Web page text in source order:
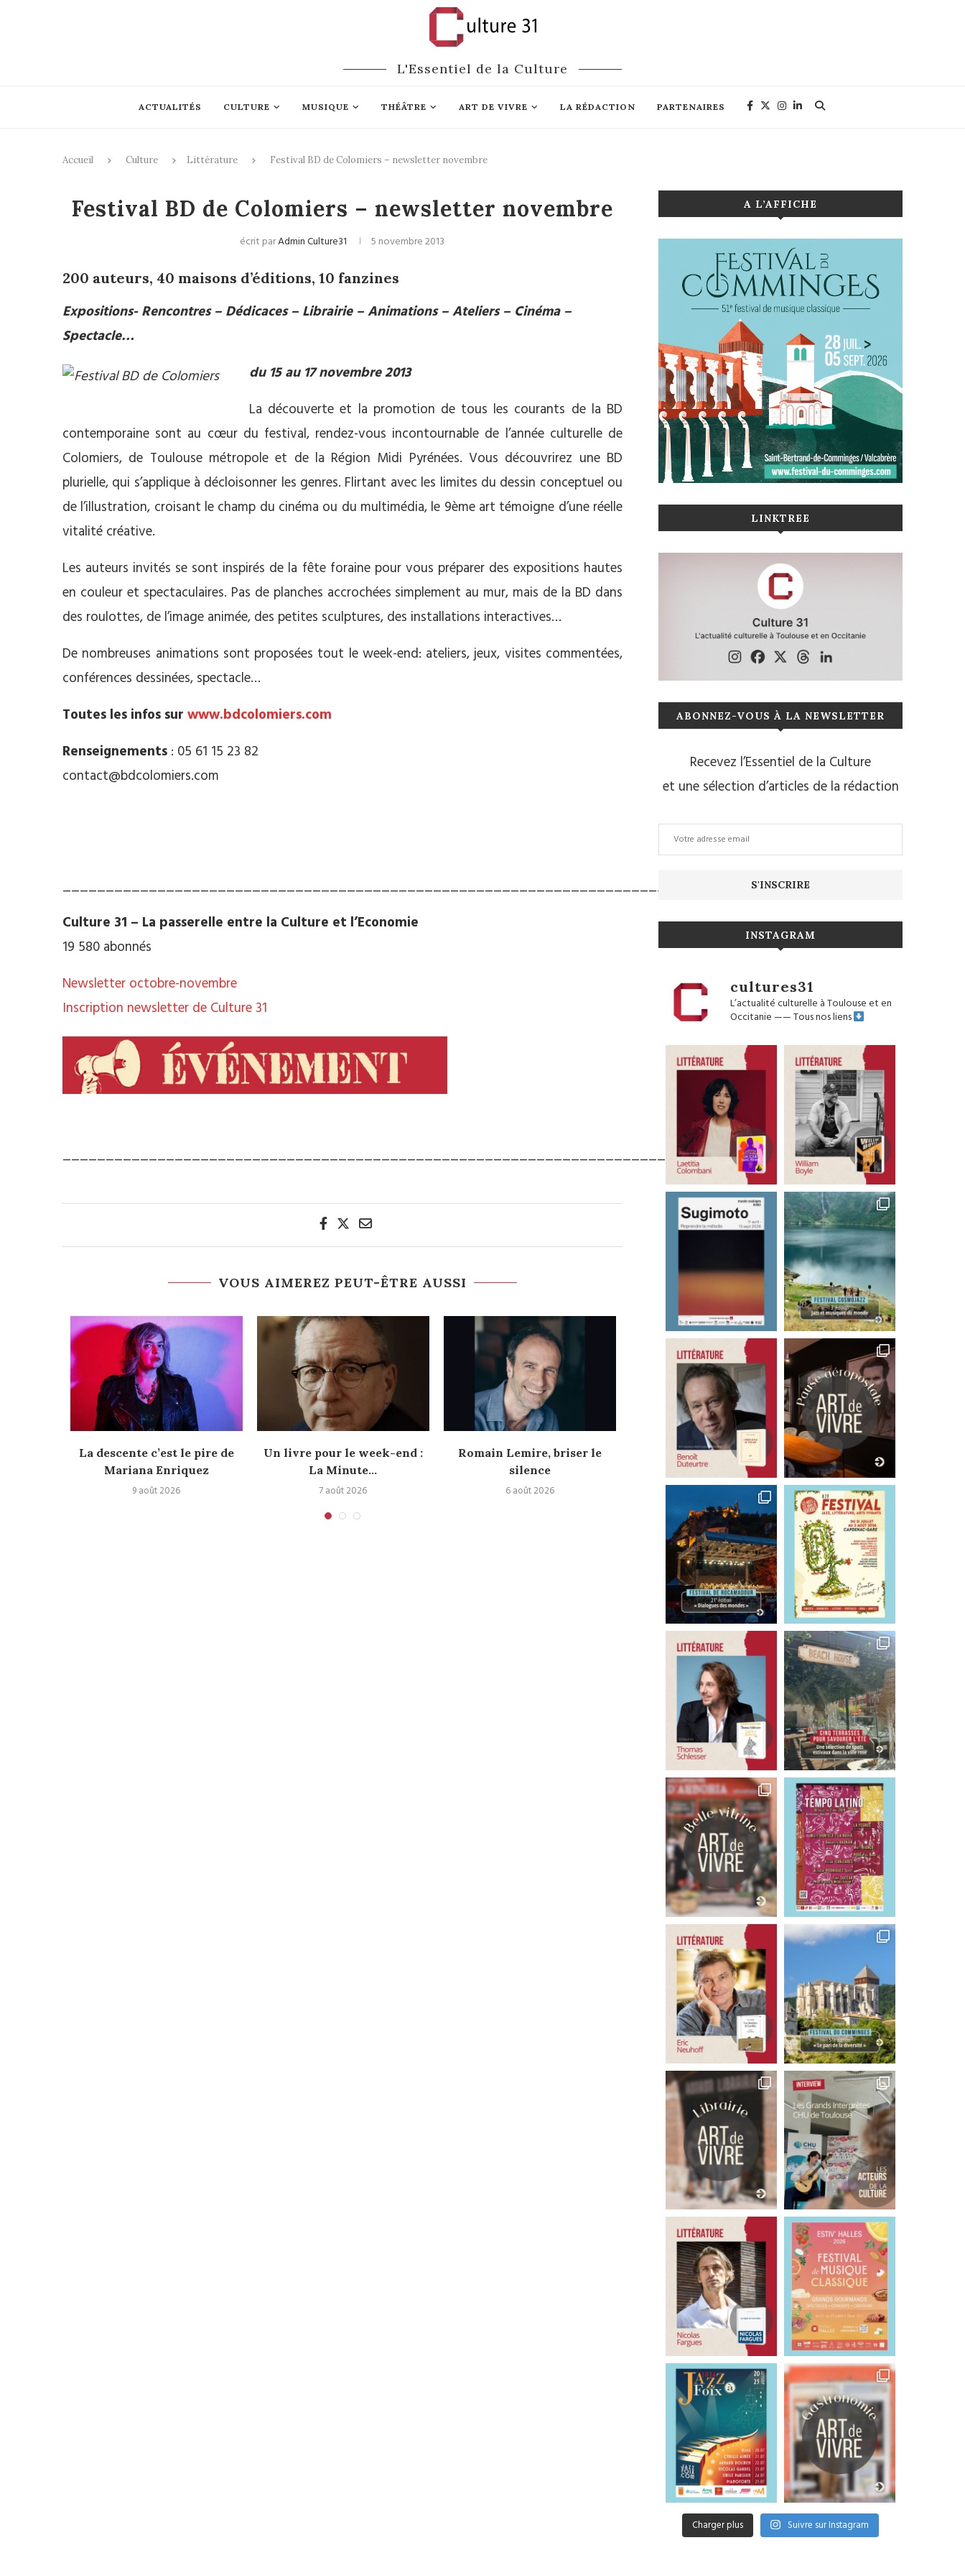
L'Essentiel de la Culture
ACTUALITÉS CULTURE MUSIQUE THÉÂTRE ART DE VIVRE LA RÉDACTION PARTENAIRES
Accueil Culture Littérature Festival BD de Colomiers – newsletter novembre
Festival BD de Colomiers – newsletter novembre
écrit parAdmin Culture31 5 novembre 2013
200 auteurs, 40 maisons d’éditions, 10 fanzines
Expositions- Rencontres – Dédicaces – Librairie – Animations – Ateliers – Cinéma –
Spectacle…
du 15 au 17 novembre 2013
La découverte et la promotion de tous les courants de la BD
contemporaine sont au cœur du festival, rendez-vous incontournable de l’année culturelle de
Colomiers, de Toulouse métropole et de la Région Midi Pyrénées. Vous découvrirez une BD
plurielle, qui s’applique à décloisonner les genres. Flirtant avec les limites du dessin conceptuel ou
de l’illustration, croisant le champ du cinéma ou du multimédia, le 9ème art témoigne d’une réelle
vitalité créative.
Les auteurs invités se sont inspirés de la fête foraine pour vous préparer des expositions hautes
en couleur et spectaculaires. Pas de planches accrochées simplement au mur, mais de la BD dans
des roulottes, de l’image animée, des petites sculptures, des installations interactives…
De nombreuses animations sont proposées tout le week-end: ateliers, jeux, visites commentées,
conférences dessinées, spectacle…
Toutes les infos sur www.bdcolomiers.com
Renseignements : 05 61 15 23 82
contact@bdcolomiers.com
_________________________________________________________________________________
Culture 31 – La passerelle entre la Culture et l’Economie
19 580 abonnés
Newsletter octobre-novembre
Inscription newsletter de Culture 31
_________________________________________________________________________________
VOUS AIMEREZ PEUT-ÊTRE AUSSI
La descente c’est le pire de
Mariana Enriquez
9 août 2026
Un livre pour le week-end :
La Minute...
7 août 2026
Romain Lemire, briser le
silence
6 août 2026
Un livre pour le week-end :
La fête...
Laetitia Colombani,
combat pour toutes
30 juillet 2026
A L’AFFICHE
LINKTREE
ABONNEZ-VOUS À LA NEWSLETTER
Recevez l’Essentiel de la Culture
et une sélection d’articles de la rédaction
INSTAGRAM
cultures31
L’actualité culturelle à Toulouse et en
Occitanie——Tous nos liens
Charger plus Suivre sur Instagram